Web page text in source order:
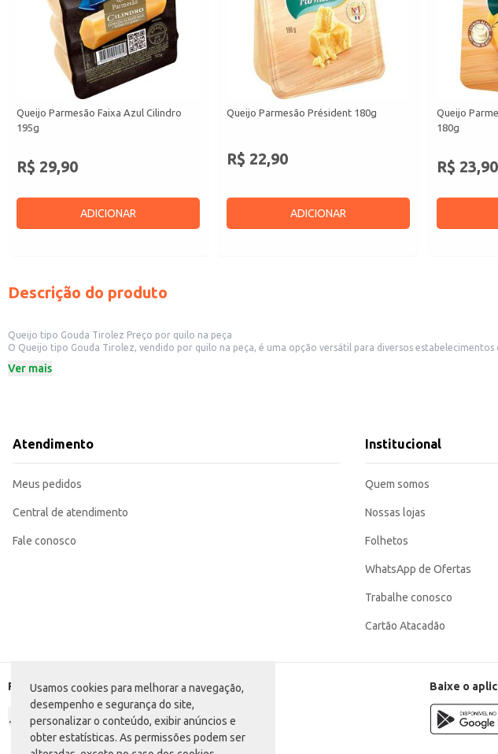
Usamos cookies para melhorar a navegação,
desempenho e segurança do site,
personalizar o conteúdo, exibir anúncios e
obter estatísticas. As permissões podem ser
Queijo Parmesão Faixa Azul Cilindro
195g
R$ 29,90
ADICIONAR
Queijo Parmesão Président 180g
R$ 22,90
ADICIONAR
Queijo
180g
R$ 23,90
Descrição do produto
Queijo tipo Gouda Tirolez Preço por quilo na peça
O Queijo tipo Gouda Tirolez, vendido por quilo na peça, é uma opção versátil para diversos estabelecimentos comerciais. Sua apresentação em peça permite flexibilidade no atendimento a diferentes demandas,
quantidades.
O Queijo tipo Gouda Tirolez oferece praticidade e flexibilidade para o seu negócio, atendendo às necessidades de
consistente garantem satisfação tanto para quem revende quanto para quem o utiliza em suas receitas.
Marca: Tirolez
Categoria: Queijo especial
Ver mais
Atendimento
Meus pedidos
Central de atendimento
Fale conosco
Institucional
Quem somos
Nossas lojas
Folhetos
WhatsApp de Ofertas
Trabalhe conosco
Cartão Atacadão
Formas de pagamento Baixe o